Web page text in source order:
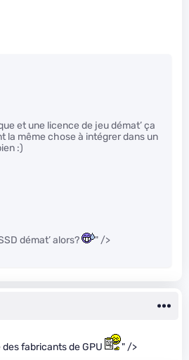
et une licence de jeu démat’ ça
la même chose à intégrer dans un
:)
démat’ alors? " />
fabricants de GPU " />